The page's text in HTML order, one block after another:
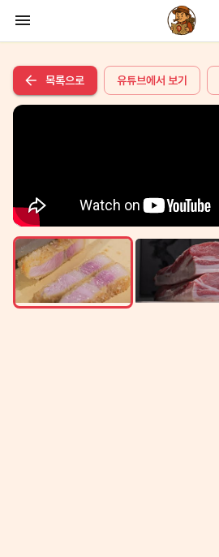
목록으로 유튜브에서 보기